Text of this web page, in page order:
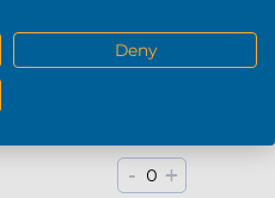
- 0 +
Deny